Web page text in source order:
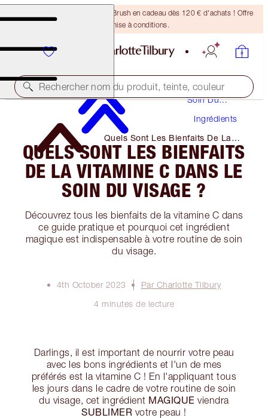
Recevez un pinceau Bronzing Brush en cadeau dès 120 € d'achats ! Offre
soumise à conditions.
Rechercher nom du produit, teinte, couleur
Soin Du
Ingrédients
Quels Sont Les Bienfaits De La
Vitamine C Dans Le Soin Du
Visage ?
QUELS SONT LES BIENFAITS
DE LA VITAMINE C DANS LE
SOIN DU VISAGE ?
Découvrez tous les bienfaits de la vitamine C dans
ce guide pratique et pourquoi cet ingrédient
magique est indispensable à votre routine de soin
du visage.
4th October 2023
Par Charlotte Tilbury
4 minutes de lecture
Darlings, il est important de nourrir votre peau
avec les bons ingrédients et l'un de mes
préférés est la vitamine C ! En l'appliquant tous
les jours dans le cadre de votre routine de soin
du visage, cet ingrédient MAGIQUE viendra
SUBLIMER votre peau !